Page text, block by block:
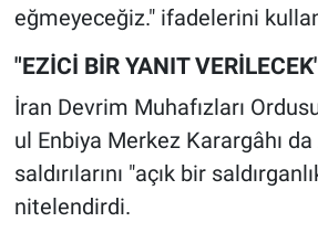
eğmeyeceğiz." ifadelerini
"EZİCİ BİR YANIT
İran Devrim Muhafızları
ul Enbiya Merkez Karargâhı
saldırılarını "açık bir
nitelendirdi.